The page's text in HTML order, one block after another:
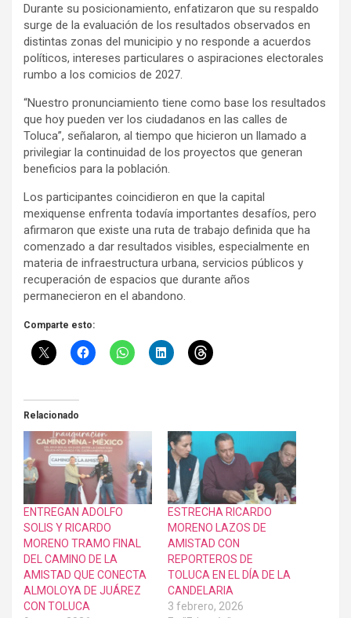
Durante su posicionamiento, enfatizaron que su respaldo
surge de la evaluación de los resultados observados en
distintas zonas del municipio y no responde a acuerdos
políticos, intereses particulares o aspiraciones electorales
rumbo a los comicios de 2027.
“Nuestro pronunciamiento tiene como base los resultados
que hoy pueden ver los ciudadanos en las calles de
Toluca”, señalaron, al tiempo que hicieron un llamado a
privilegiar la continuidad de los proyectos que generan
beneficios para la población.
Los participantes coincidieron en que la capital
mexiquense enfrenta todavía importantes desafíos, pero
afirmaron que existe una ruta de trabajo definida que ha
comenzado a dar resultados visibles, especialmente en
materia de infraestructura urbana, servicios públicos y
recuperación de espacios que durante años
permanecieron en el abandono.
Comparte esto:
Relacionado
ENTREGAN ADOLFO
SOLIS Y RICARDO
MORENO TRAMO FINAL
DEL CAMINO DE LA
AMISTAD QUE CONECTA
ALMOLOYA DE JUÁREZ
CON TOLUCA
ESTRECHA RICARDO
MORENO LAZOS DE
AMISTAD CON
REPORTEROS DE
TOLUCA EN EL DÍA DE LA
CANDELARIA
3 febrero, 2026